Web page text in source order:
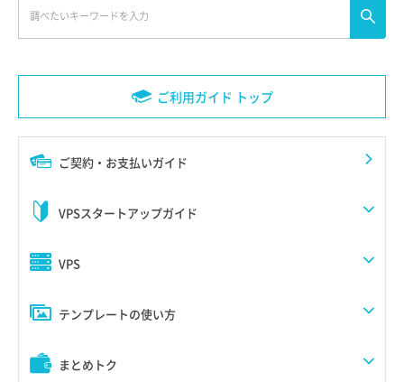
ご利用ガイド トップ
ご契約・お支払いガイド
VPSスタートアップガイド
VPS
テンプレートの使い方
まとめトク